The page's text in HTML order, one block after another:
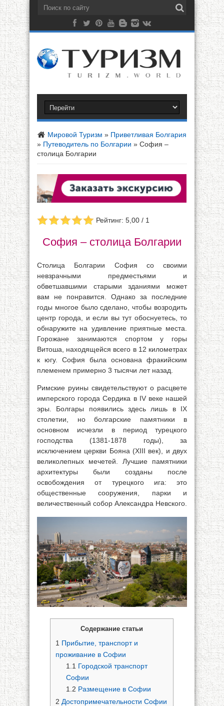
Мировой Туризм » Приветливая Болгария
» Путеводитель по Болгарии » София –
столица Болгарии
Рейтинг: 5,00 / 1
София – столица Болгарии
Столица Болгарии София со своими
невзрачными предместьями и
обветшавшими старыми зданиями может
вам не понравится. Однако за последние
годы многое было сделано, чтобы возродить
центр города, и если вы тут обоснуетесь, то
обнаружите на удивление приятные места.
Горожане занимаются спортом у горы
Витоша, находящейся всего в 12 километрах
к югу. София была основана фракийским
племенем примерно 3 тысячи лет назад.
Римские руины свидетельствуют о расцвете
имперского города Сердика в IV веке нашей
эры. Болгары появились здесь лишь в IX
столетии, но болгарские памятники в
основном исчезли в период турецкого
господства (1381-1878 годы), за
исключением церкви Бояна (XIII век), и двух
великолепных мечетей. Лучшие памятники
архитектуры были созданы после
освобождения от турецкого ига: это
общественные сооружения, парки и
величественный собор Александра Невского.
Содержание статьи
1 Прибытие, транспорт и
проживание в Софии
1.1 Городской транспорт
Софии
1.2 Размещение в Софии
2 Достопримечательности Софии